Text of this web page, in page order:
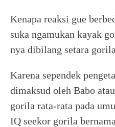
Kenapa reaksi gue
suka ngamukan kayak
nya dibilang setara
Karena sependek
dimaksud oleh Babo
gorila rata-rata pada
IQ seekor gorila bernama